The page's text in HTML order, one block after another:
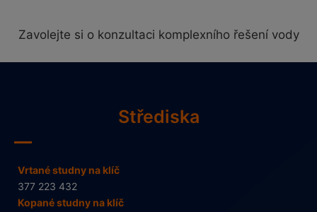
Zavolejte si o konzultaci komplexního řešení vody
Střediska
Vrtané studny na klíč
377 223 432
Kopané studny na klíč